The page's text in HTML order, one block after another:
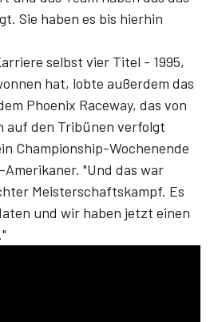
Sie haben es bis hierhin
selbst vier Titel - 1995,
hat, lobte außerdem das
Phoenix Raceway, das von
auf den Tribünen verfolgt
Championship-Wochenende
"Und das war
Meisterschaftskampf. Es
und wir haben jetzt einen